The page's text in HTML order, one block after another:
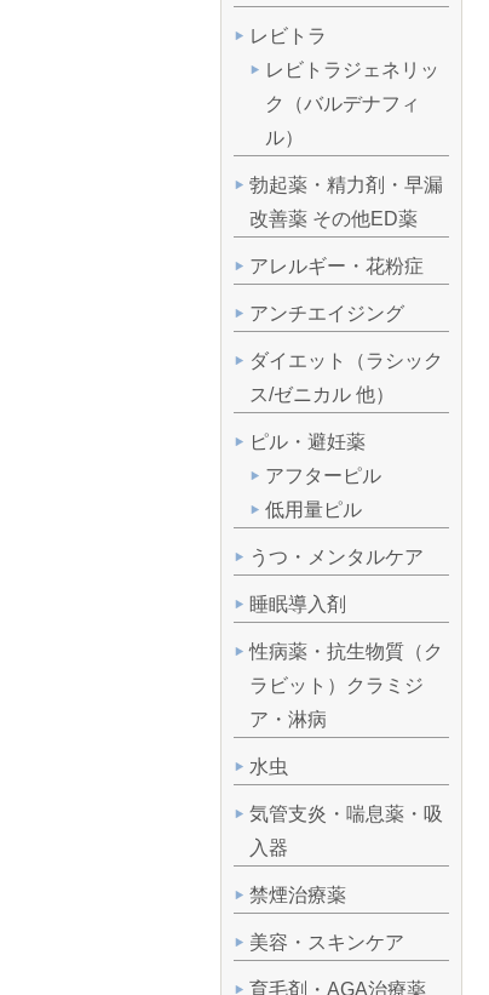
レビトラ
レビトラジェネリッ
ク（バルデナフィ
ル）
勃起薬・精力剤・早漏
改善薬 その他ED薬
アレルギー・花粉症
アンチエイジング
ダイエット（ラシック
ス/ゼニカル 他）
ピル・避妊薬
アフターピル
低用量ピル
うつ・メンタルケア
睡眠導入剤
性病薬・抗生物質（ク
ラビット）クラミジ
ア・淋病
水虫
気管支炎・喘息薬・吸
入器
禁煙治療薬
美容・スキンケア
育毛剤・AGA治療薬